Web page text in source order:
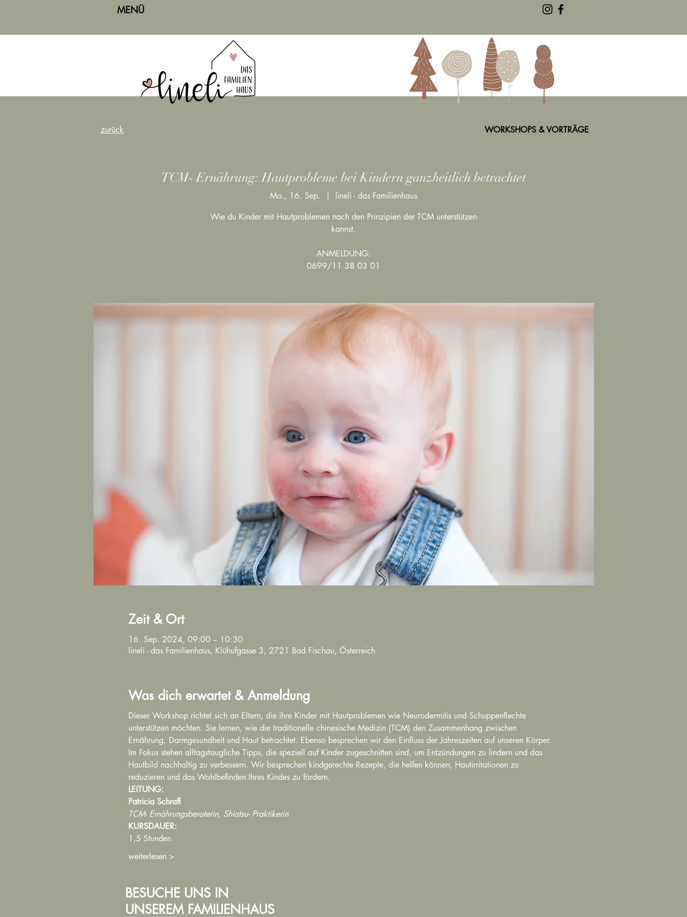
MENÜ
TCM- Ernährung: Hautprobleme bei Kindern ganzheitlich betrachtet
Mo., 16. Sep.
lineli - das Familienhaus
Wie du Kinder mit Hautproblemen nach den Prinzipien der TCM unterstützen
kannst.
ANMELDUNG:
0699/11 38 03 01
Zeit & Ort
16. Sep. 2024, 09:00 – 10:30
lineli - das Familienhaus, Klühufgasse 3, 2721 Bad Fischau, Österreich
Was dich erwartet & Anmeldung
Dieser Workshop richtet sich an Eltern, die ihre Kinder mit Hautproblemen wie Neurodermitis und Schuppenflechte
unterstützen möchten. Sie lernen, wie die traditionelle chinesische Medizin (TCM) den Zusammenhang zwischen
Ernährung, Darmgesundheit und Haut betrachtet. Ebenso besprechen wir den Einfluss der Jahreszeiten auf unseren Körper.
Im Fokus stehen alltagstaugliche Tipps, die speziell auf Kinder zugeschnitten sind, um Entzündungen zu lindern und das
Hautbild nachhaltig zu verbessern. Wir besprechen kindgerechte Rezepte, die helfen können, Hautirritationen zu
reduzieren und das Wohlbefinden Ihres Kindes zu fördern.
LEITUNG:
Patricia Schrafl
TCM- Ernährungsberaterin, Shiatsu- Praktikerin
KURSDAUER:
1,5 Stunden
weiterlesen >
zurück WORKSHOPS & VORTRÄGE
BESUCHE UNS IN
UNSEREM FAMILIENHAUS